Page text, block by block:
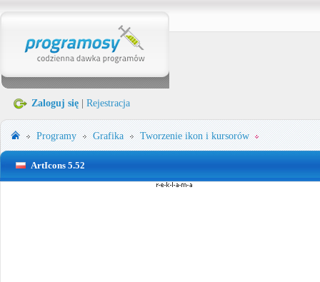
Zaloguj się Rejestracja
Programy Grafika Tworzenie ikon i kursorów
ArtIcons 5.52